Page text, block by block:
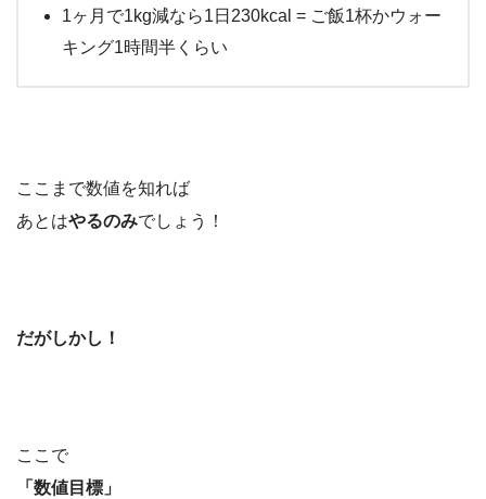
1ヶ月で1kg減なら1日230kcal = ご飯1杯かウォー
キング1時間半くらい
ここまで数値を知れば
あとはやるのみでしょう！
だがしかし！
ここで
「数値目標」